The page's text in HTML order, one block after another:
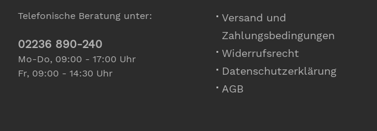
Telefonische Beratung unter:
02236 890-240
Mo-Do, 09:00 - 17:00 Uhr
Fr, 09:00 - 14:30 Uhr
Versand und
Zahlungsbedingungen
Widerrufsrecht
Datenschutzerklärung
AGB